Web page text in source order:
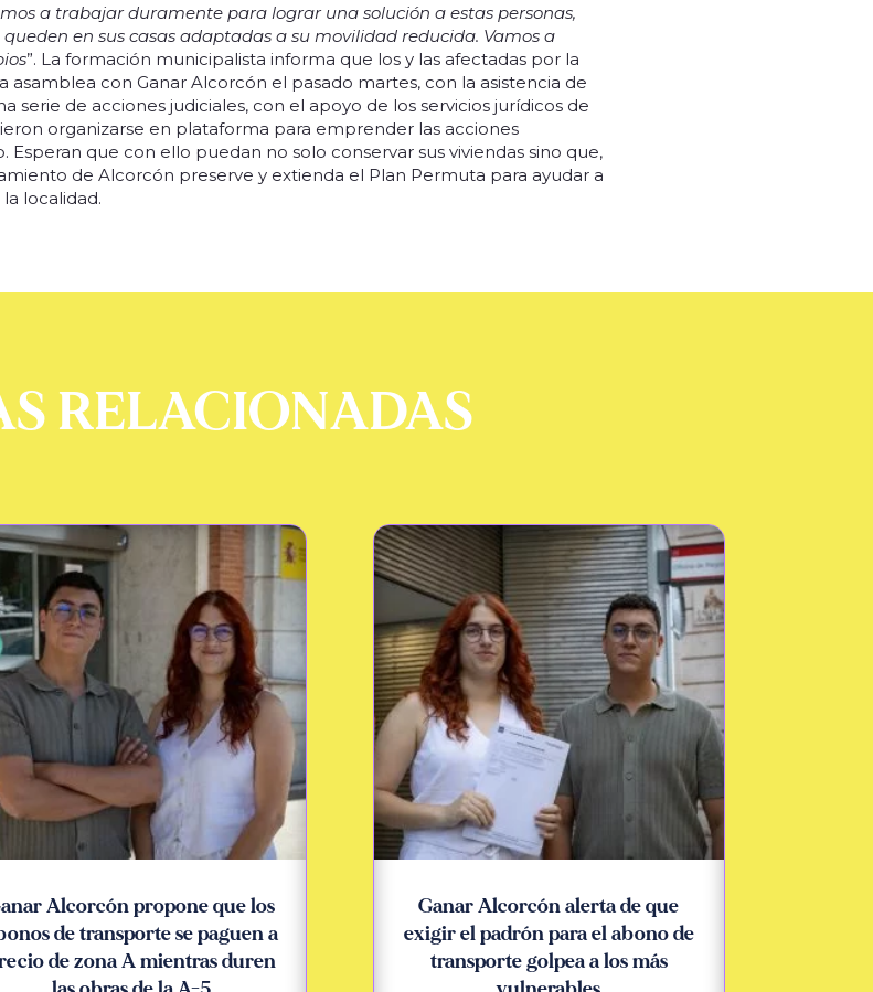
a trabajar duramente para lograr una solución a estas personas,
en sus casas adaptadas a su movilidad reducida. Vamos a
”. La formación municipalista informa que los y las afectadas por la
con Ganar Alcorcón el pasado martes, con la asistencia de
serie de acciones judiciales, con el apoyo de los servicios jurídicos de
organizarse en plataforma para emprender las acciones
que con ello puedan no solo conservar sus viviendas sino que,
de Alcorcón preserve y extienda el Plan Permuta para ayudar a
localidad.
RELACIONADAS
Alcorcón propone que los
de transporte se paguen a
de zona A mientras duren
Ganar Alcorcón alerta de que
exigir el padrón para el abono de
transporte golpea a los más